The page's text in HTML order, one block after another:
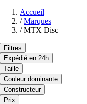
Accueil
/ Marques
/ MTX Disc
Filtres
Expédié en 24h
Taille
Couleur dominante
Constructeur
Prix